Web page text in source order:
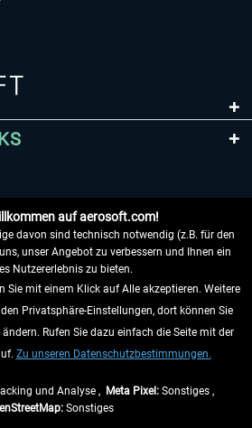
auf aerosoft.com!
davon sind technisch notwendig (z.B. für den
unser Angebot zu verbessern und Ihnen ein
Nutzererlebnis zu bieten.
Sie mit einem Klick auf Alle akzeptieren. Weitere
Privatsphäre-Einstellungen, dort können Sie
Rufen Sie dazu einfach die Seite mit der
Zu unseren Datenschutzbestimmungen.
und Analyse , Meta Pixel:Sonstiges ,
Sonstiges